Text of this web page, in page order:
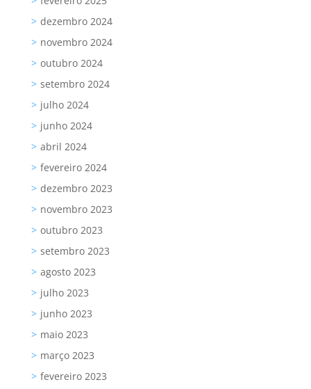
dezembro 2024
novembro 2024
outubro 2024
setembro 2024
julho 2024
junho 2024
abril 2024
fevereiro 2024
dezembro 2023
novembro 2023
outubro 2023
setembro 2023
agosto 2023
julho 2023
junho 2023
maio 2023
março 2023
fevereiro 2023